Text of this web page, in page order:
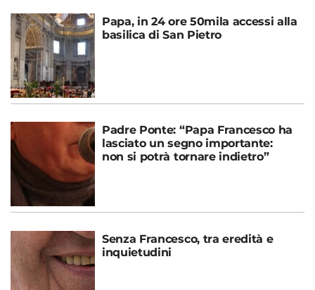
Papa, in 24 ore 50mila accessi alla
basilica di San Pietro
Padre Ponte: “Papa Francesco ha
lasciato un segno importante:
non si potrà tornare indietro”
Senza Francesco, tra eredità e
inquietudini